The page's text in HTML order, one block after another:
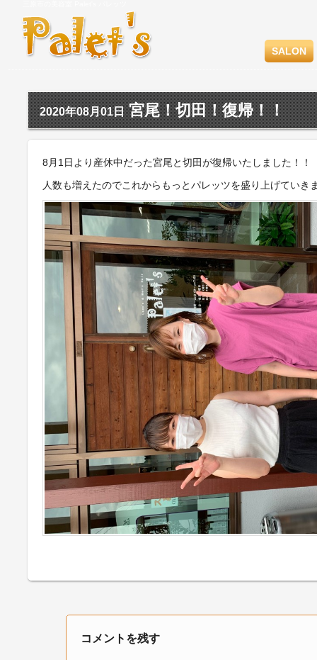
SALON
2020年08月01日 宮尾！切田！復帰！！
8月1日より産休中だった宮尾と切田が復帰いたしました！！
人数も増えたのでこれからもっとパレッツを盛り上げていき
コメントを残す